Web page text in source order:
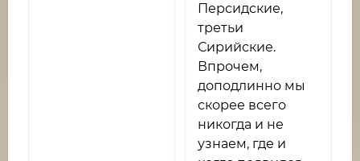
Персидские,
третьи
Сирийские.
Впрочем,
доподлинно мы
скорее всего
никогда и не
узнаем, где и